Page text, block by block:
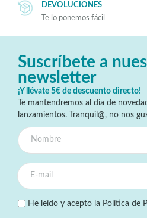
DEVOLUCIONES
Te lo ponemos fácil
Suscríbete a
newsletter
¡Y llévate 5€ de descuento directo!
Te mantendremos al día de
lanzamientos. Tranquil@, no nos
He leído y acepto la Política de